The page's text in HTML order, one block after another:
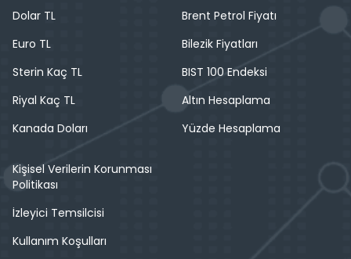
Dolar TL
Euro TL
Sterin Kaç TL
Riyal Kaç TL
Kanada Doları
Brent Petrol Fiyatı
Bilezik Fiyatları
BIST 100 Endeksi
Altın Hesaplama
Yüzde Hesaplama
Kişisel Verilerin Korunması
Politikası
İzleyici Temsilcisi
Kullanım Koşulları